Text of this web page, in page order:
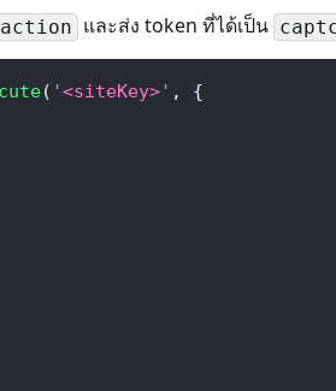
และส่ง token ที่ได้เป็น
( '<siteKey>' ,
{